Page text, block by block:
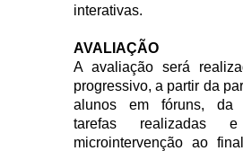
interativas.
AVALIAÇÃO
A avaliação será
progressivo, a partir da
alunos em fóruns, da
tarefas realizadas
microintervenção ao